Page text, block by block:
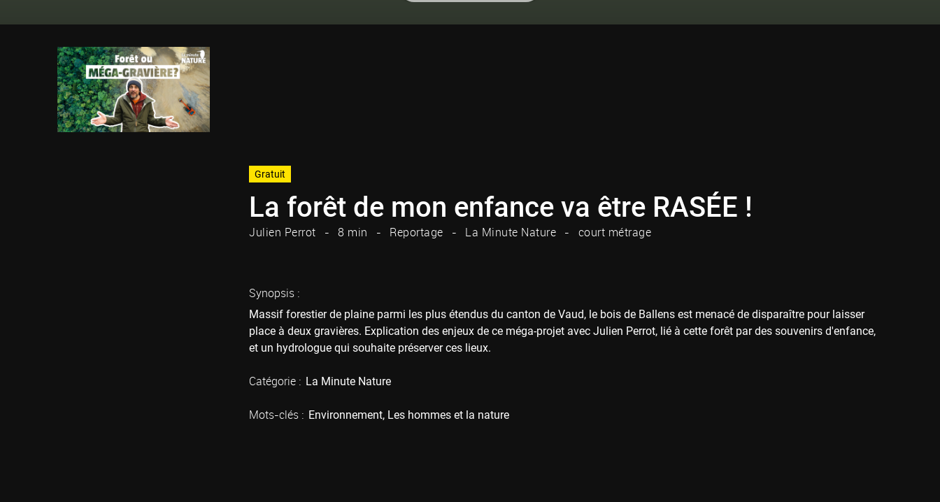
Gratuit
La forêt de mon enfance va être RASÉE !
Julien Perrot 8 min Reportage La Minute Nature court métrage
Synopsis :
Massif forestier de plaine parmi les plus étendus du canton de Vaud, le bois de Ballens est menacé de disparaître pour laisser
place à deux gravières. Explication des enjeux de ce méga-projet avec Julien Perrot, lié à cette forêt par des souvenirs d'enfance,
et un hydrologue qui souhaite préserver ces lieux.
Catégorie : La Minute Nature
Mots-clés : Environnement Les hommes et la nature